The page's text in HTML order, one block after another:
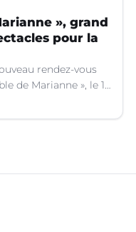
», grand
pour la
rendez-vous
de Marianne », le 13